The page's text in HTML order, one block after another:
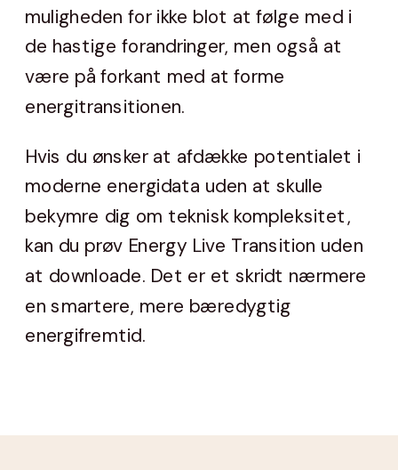
muligheden for ikke blot at følge med i
de hastige forandringer, men også at
være på forkant med at forme
energitransitionen.
Hvis du ønsker at afdække potentialet i
moderne energidata uden at skulle
bekymre dig om teknisk kompleksitet,
kan du prøv Energy Live Transition uden
at downloade. Det er et skridt nærmere
en smartere, mere bæredygtig
energifremtid.